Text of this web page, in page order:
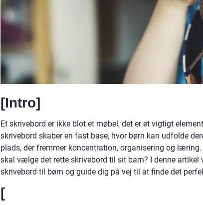
[Intro]
Et skrivebord er ikke blot et møbel, det er et vigtigt
skrivebord skaber en fast base, hvor børn kan udfolde
plads, der fremmer koncentration, organisering og
skal vælge det rette skrivebord til sit barn? I denne
skrivebord til børn og guide dig på vej til at finde det
[